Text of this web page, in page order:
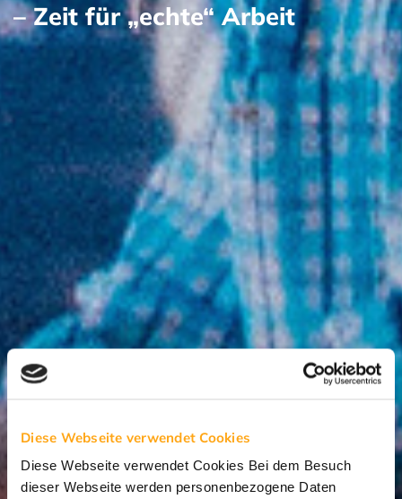
Diese Webseite verwendet Cookies
Diese Webseite verwendet Cookies Bei dem Besuch
dieser Webseite werden personenbezogene Daten
– Zeit für „echte“ Arbeit